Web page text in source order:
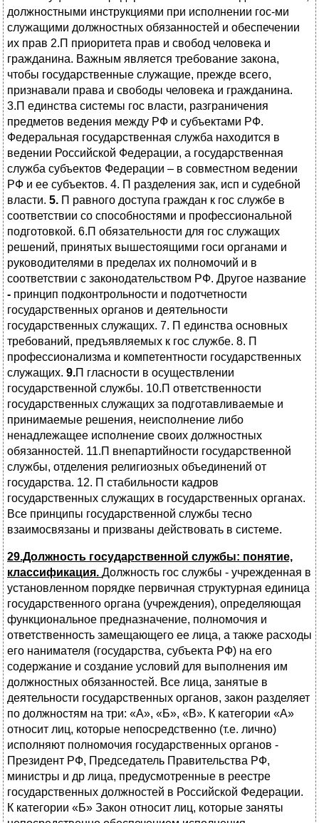
должностными инструкциями при исполнении гос-ми
служащими должностных обязанностей и обеспечении
их прав 2.П приоритета прав и свобод человека и
гражданина. Важным является требование закона,
чтобы государственные служащие, прежде всего,
признавали права и свободы человека и гражданина.
3.П единства системы гос власти, разграничения
предметов ведения между РФ и субъектами РФ.
Федеральная государственная служба находится в
ведении Российской Федерации, а государственная
служба субъектов Федерации – в совместном ведении
РФ и ее субъектов. 4. П разделения зак, исп и судебной
власти. 5. П равного доступа граждан к гос службе в
соответствии со способностями и профессиональной
подготовкой. 6.П обязательности для гос служащих
решений, принятых вышестоящими госи органами и
руководителями в пределах их полномочий и в
соответствии с законодательством РФ. Другое название
- принцип подконтрольности и подотчетности
государственных органов и деятельности
государственных служащих. 7. П единства основных
требований, предъявляемых к гос службе. 8. П
профессионализма и компетентности государственных
служащих. 9.П гласности в осуществлении
государственной службы. 10.П ответственности
государственных служащих за подготавливаемые и
принимаемые решения, неисполнение либо
ненадлежащее исполнение своих должностных
обязанностей. 11.П внепартийности государственной
службы, отделения религиозных объединений от
государства. 12. П стабильности кадров
государственных служащих в государственных органах.
Все принципы государственной службы тесно
взаимосвязаны и призваны действовать в системе.
29.Должность государственной службы: понятие,
классификация. Должность гос службы - учрежденная в
установленном порядке первичная структурная единица
государственного органа (учреждения), определяющая
функциональное предназначение, полномочия и
ответственность замещающего ее лица, а также расходы
его нанимателя (государства, субъекта РФ) на его
содержание и создание условий для выполнения им
должностных обязанностей. Все лица, занятые в
деятельности государственных органов, закон разделяет
по должностям на три: «А», «Б», «В». К категории «А»
относит лиц, которые непосредственно (т.е. лично)
исполняют полномочия государственных органов -
Президент РФ, Председатель Правительства РФ,
министры и др лица, предусмотренные в реестре
государственных должностей в Российской Федерации.
К категории «Б» Закон относит лиц, которые заняты